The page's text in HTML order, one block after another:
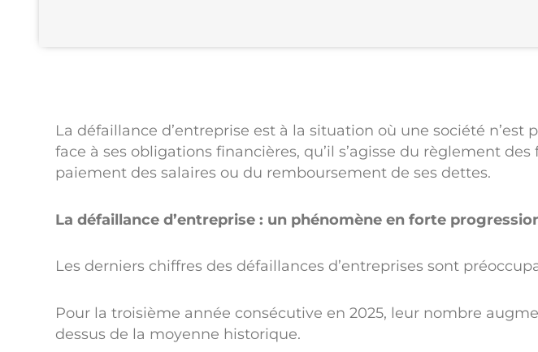
La défaillance d’entreprise est à la situation où une société n’est
face à ses obligations financières, qu’il s’agisse du règlement des
paiement des salaires ou du remboursement de ses dettes.
La défaillance d’entreprise : un phénomène en forte
Les derniers chiffres des défaillances d’entreprises sont
Pour la troisième année consécutive en 2025, leur nombre
dessus de la moyenne historique.